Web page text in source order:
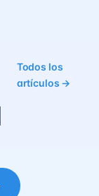
Todos los
artículos →